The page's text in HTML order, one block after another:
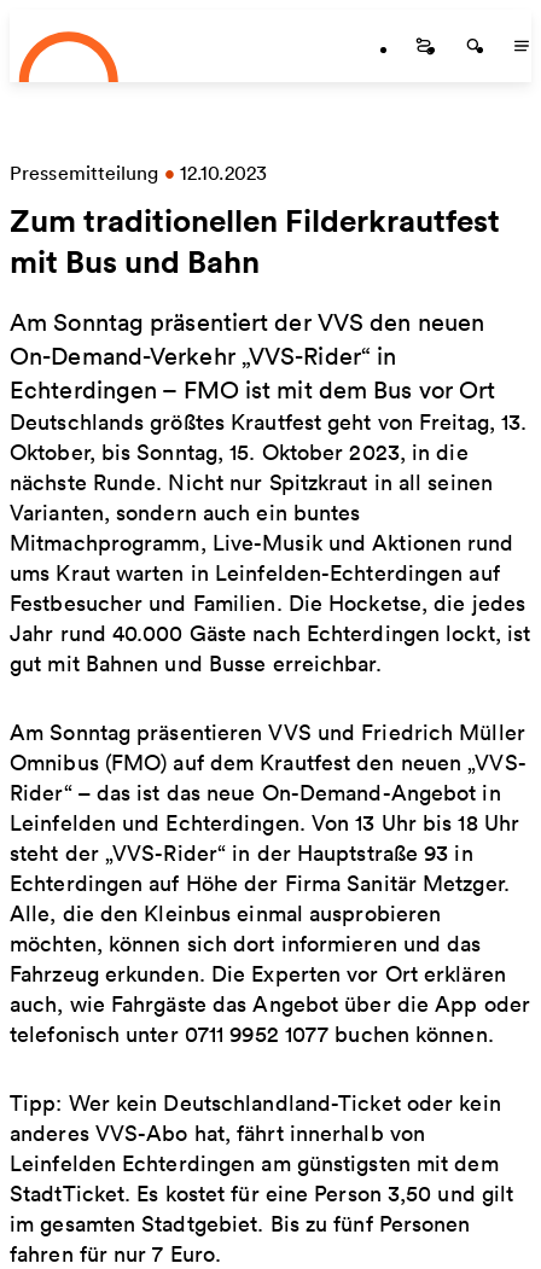
Zum Hauptinhalt springen
Startseite
Pressemitteilung • 12.10.2023
Zum traditionellen Filderkrautfest
mit Bus und Bahn
Am Sonntag präsentiert der VVS den neuen
On-Demand-Verkehr „VVS-Rider“ in
Echterdingen – FMO ist mit dem Bus vor Ort
Deutschlands größtes Krautfest geht von Freitag, 13.
Oktober, bis Sonntag, 15. Oktober 2023, in die
nächste Runde. Nicht nur Spitzkraut in all seinen
Varianten, sondern auch ein buntes
Mitmachprogramm, Live-Musik und Aktionen rund
ums Kraut warten in Leinfelden-Echterdingen auf
Festbesucher und Familien. Die Hocketse, die jedes
Jahr rund 40.000 Gäste nach Echterdingen lockt, ist
gut mit Bahnen und Busse erreichbar.
Am Sonntag präsentieren VVS und Friedrich Müller
Omnibus (FMO) auf dem Krautfest den neuen „VVS-
Rider“ – das ist das neue On-Demand-Angebot in
Leinfelden und Echterdingen. Von 13 Uhr bis 18 Uhr
steht der „VVS-Rider“ in der Hauptstraße 93 in
Echterdingen auf Höhe der Firma Sanitär Metzger.
Alle, die den Kleinbus einmal ausprobieren
möchten, können sich dort informieren und das
Fahrzeug erkunden. Die Experten vor Ort erklären
auch, wie Fahrgäste das Angebot über die App oder
telefonisch unter 0711 9952 1077 buchen können.
Tipp: Wer kein Deutschlandland-Ticket oder kein
anderes VVS-Abo hat, fährt innerhalb von
Leinfelden Echterdingen am günstigsten mit dem
StadtTicket. Es kostet für eine Person 3,50 und gilt
im gesamten Stadtgebiet. Bis zu fünf Personen
fahren für nur 7 Euro.